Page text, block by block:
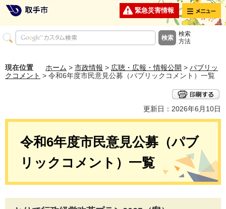
緊急災害情報 メニュー
検索
方法
現在位置 ホーム > 市政情報 > 広聴・広報・情報公開 > パブリッ
クコメント > 令和6年度市民意見公募（パブリックコメント）一覧
更新日：2026年6月10日
令和6年度市民意見公募（パブ
リックコメント）一覧